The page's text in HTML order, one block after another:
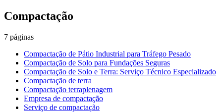
Compactação
7 páginas
Compactação de Pátio Industrial para Tráfego Pesado
Compactação de Solo para Fundações Seguras
Compactação de Solo e Terra: Serviço Técnico Especializado
Compactação de terra
Compactação terraplenagem
Empresa de compactação
Serviço de compactação